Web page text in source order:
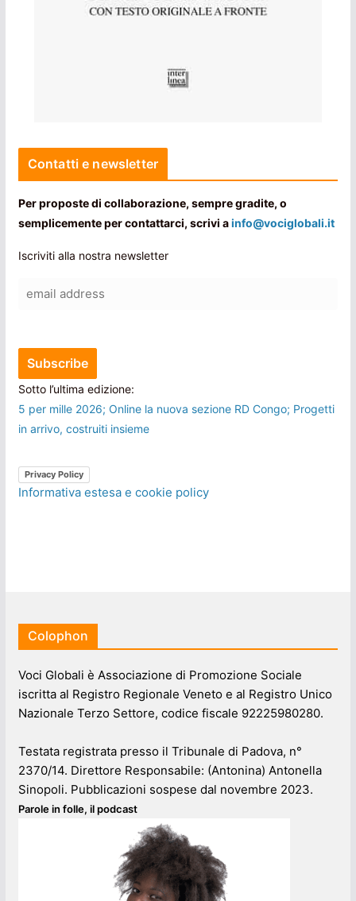
Contatti e newsletter
Per proposte di collaborazione, sempre gradite, o
semplicemente per contattarci, scrivi ainfo@vociglobali.it
Iscriviti alla nostra newsletter
Sotto l’ultima edizione:
5 per mille 2026; Online la nuova sezione RD Congo; Progetti
in arrivo, costruiti insieme
Privacy Policy
Informativa estesa e cookie policy
Colophon
Voci Globali è Associazione di Promozione Sociale
iscritta al Registro Regionale Veneto e al Registro Unico
Nazionale Terzo Settore, codice fiscale 92225980280.
Testata registrata presso il Tribunale di Padova, n°
2370/14. Direttore Responsabile: (Antonina) Antonella
Sinopoli. Pubblicazioni sospese dal novembre 2023.
Parole in folle, il podcast